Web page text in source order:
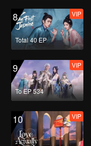
8
Total 40 EP
VIP
9
To EP 534
VIP
10 VIP